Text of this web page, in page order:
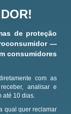
de proteção
—
consumidores
com as
analisar e
até 10 dias.
qual quer reclamar